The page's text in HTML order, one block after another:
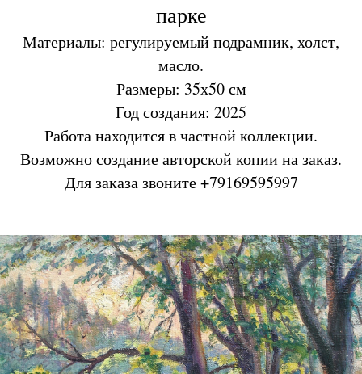
парке
Материалы: регулируемый подрамник, холст,
масло.
Размеры: 35х50 см
Год создания: 2025
Работа находится в частной коллекции.
Возможно создание авторской копии на заказ.
Для заказа звоните +79169595997